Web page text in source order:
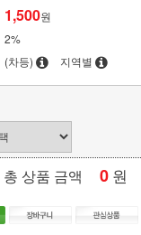
1,500원
2%
(차등) 지역별
총 상품 금액 0 원